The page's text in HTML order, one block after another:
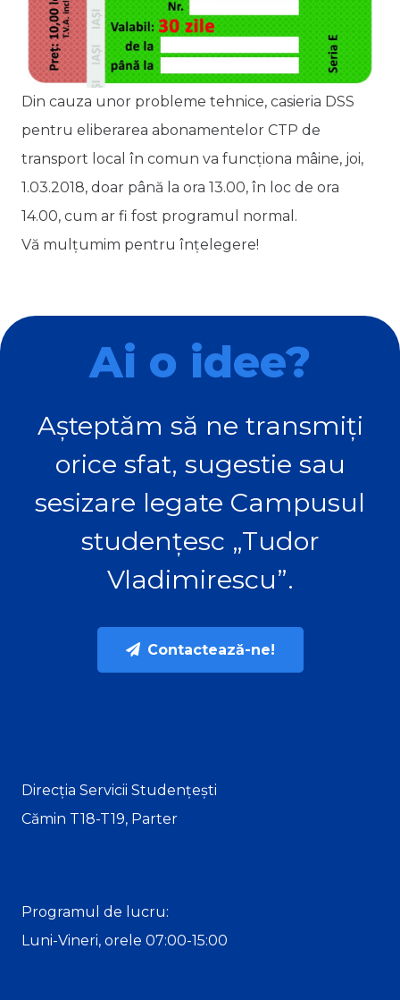
Din cauza unor probleme tehnice, casieria DSS
pentru eliberarea abonamentelor CTP de
transport local în comun va funcționa mâine, joi,
1.03.2018, doar până la ora 13.00, în loc de ora
14.00, cum ar fi fost programul normal.
Vă mulțumim pentru înțelegere!
Ai o idee?
Așteptăm să ne transmiți
orice sfat, sugestie sau
sesizare legate Campusul
studențesc „Tudor
Vladimirescu”.
Contactează-ne!
Direcția Servicii Studențești
Cămin T18-T19, Parter
Programul de lucru:
Luni-Vineri, orele 07:00-15:00